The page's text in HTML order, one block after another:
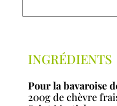
INGRÉDIENTS
Pour la bavaroise
200g de chèvre